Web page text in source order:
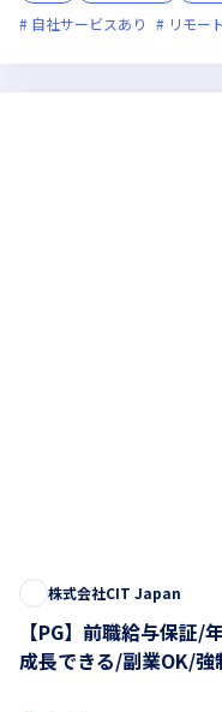
自社サービスあり
リモー
株式会社CIT Japan
【PG】前職給与保証/
成長できる/副業OK/強